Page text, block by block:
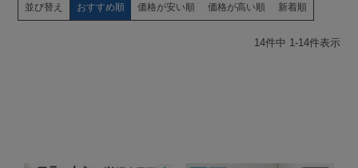
並び替え おすすめ順 価格が安い順 価格が高い順 新着順
14件中 1-14件表示